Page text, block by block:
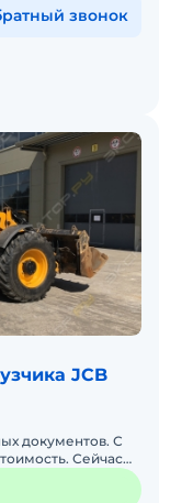
звонок
JCB
документов. С
Сейчас